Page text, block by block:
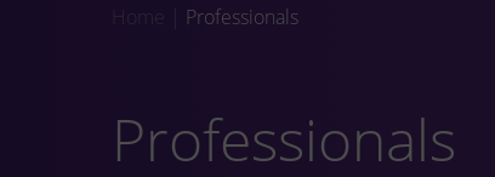
Professionals
Professionals